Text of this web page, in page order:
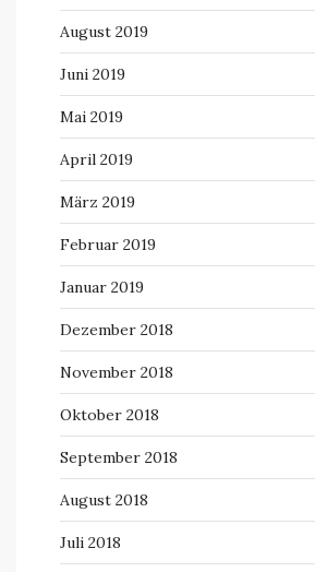
August 2019
Juni 2019
Mai 2019
April 2019
März 2019
Februar 2019
Januar 2019
Dezember 2018
November 2018
Oktober 2018
September 2018
August 2018
Juli 2018